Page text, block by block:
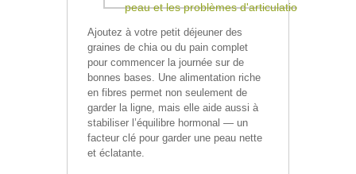
peau et les problèmes d'articulation
Ajoutez à votre petit déjeuner des
graines de chia ou du pain complet
pour commencer la journée sur de
bonnes bases. Une alimentation riche
en fibres permet non seulement de
garder la ligne, mais elle aide aussi à
stabiliser l’équilibre hormonal — un
facteur clé pour garder une peau nette
et éclatante.